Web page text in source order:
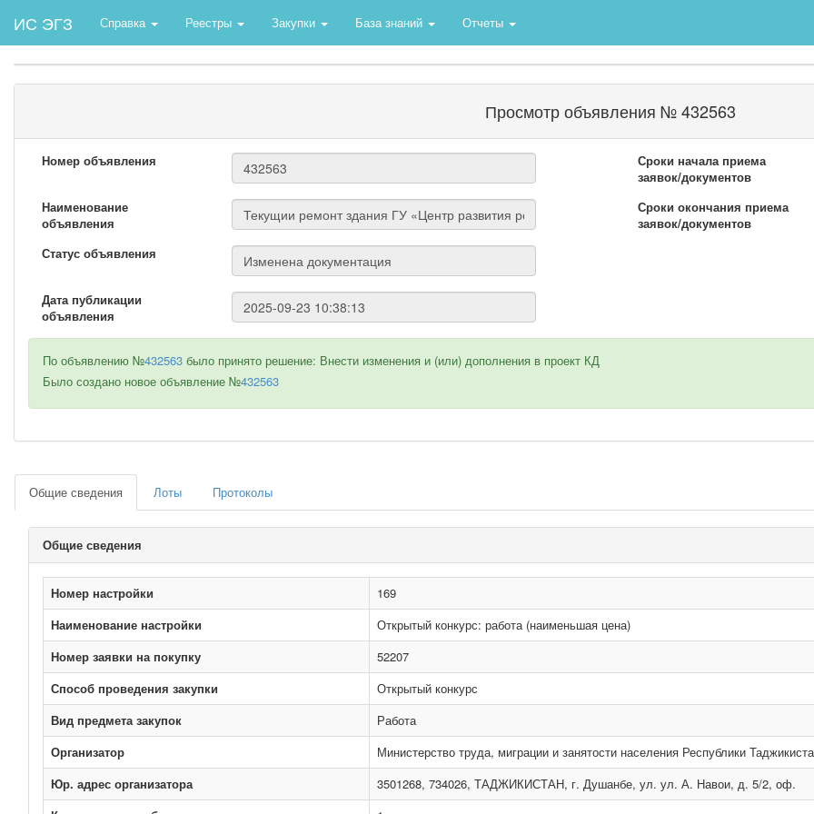
ИС ЭГЗ Справка Реестры Закупки База знаний Отчеты
Просмотр объявления № 432563
Номер объявления
Наименование
объявления
Статус объявления
Дата публикации
объявления
Сроки начала приема
заявок/документов
Сроки окончания приема
заявок/документов
По объявлению №432563 было принято решение: Внести изменения и (или) дополнения в проект КД
Было создано новое объявление №432563
Общие сведения Лоты Протоколы
Общие сведения
Номер настройки
169
Наименование настройки
Открытый конкурс: работа (наименьшая цена)
Номер заявки на покупку
52207
Способ проведения закупки
Открытый конкурс
Вид предмета закупок
Работа
Организатор
Министерство труда, миграции и занятости населения Республики
Юр. адрес организатора
3501268, 734026, ТАДЖИКИСТАН, г. Душанбе, ул. ул. А. Навои, д. 5/2, оф.